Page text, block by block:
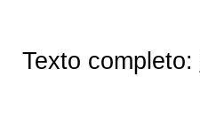
Texto completo: